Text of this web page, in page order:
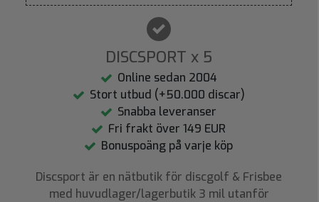
DISCSPORT x 5
Online sedan 2004
Stort utbud (+50.000 discar)
Snabba leveranser
Fri frakt över 149 EUR
Bonuspoäng på varje köp
Discsport är en nätbutik för discgolf & Frisbee
med huvudlager/lagerbutik 3 mil utanför